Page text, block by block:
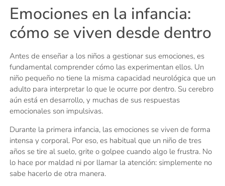
Emociones en la infancia:
cómo se viven desde dentro
Antes de enseñar a los niños a gestionar sus emociones, es
fundamental comprender cómo las experimentan ellos. Un
niño pequeño no tiene la misma capacidad neurológica que un
adulto para interpretar lo que le ocurre por dentro. Su cerebro
aún está en desarrollo, y muchas de sus respuestas
emocionales son impulsivas.
Durante la primera infancia, las emociones se viven de forma
intensa y corporal. Por eso, es habitual que un niño de tres
años se tire al suelo, grite o golpee cuando algo le frustra. No
lo hace por maldad ni por llamar la atención: simplemente no
sabe hacerlo de otra manera.